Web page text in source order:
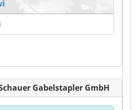
Gabelstapler GmbH